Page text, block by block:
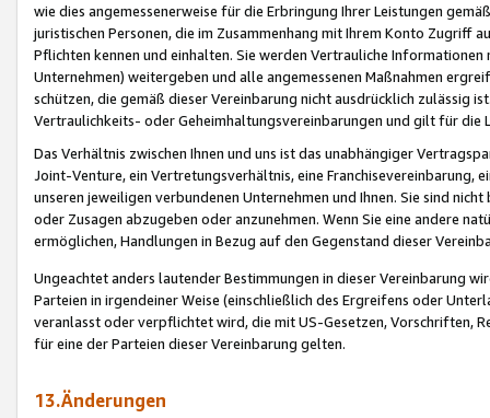
wie dies angemessenerweise für die Erbringung Ihrer Leistungen
juristischen Personen, die im Zusammenhang mit Ihrem Konto
Pflichten kennen und einhalten. Sie werden Vertrauliche
Unternehmen) weitergeben und alle angemessenen Maßnahmen
schützen, die gemäß dieser Vereinbarung nicht ausdrücklich zulässig
Vertraulichkeits- oder Geheimhaltungsvereinbarungen und gilt für die
Das Verhältnis zwischen Ihnen und uns ist das unabhängiger
Joint-Venture, ein Vertretungsverhältnis, eine Franchisevereinbarung,
unseren jeweiligen verbundenen Unternehmen und Ihnen. Sie sind
oder Zusagen abzugeben oder anzunehmen. Wenn Sie eine andere
ermöglichen, Handlungen in Bezug auf den Gegenstand dieser
Ungeachtet anders lautender Bestimmungen in dieser Vereinbarung
Parteien in irgendeiner Weise (einschließlich des Ergreifens oder
veranlasst oder verpflichtet wird, die mit US-Gesetzen, Vorschriften,
für eine der Parteien dieser Vereinbarung gelten.
13.Änderungen